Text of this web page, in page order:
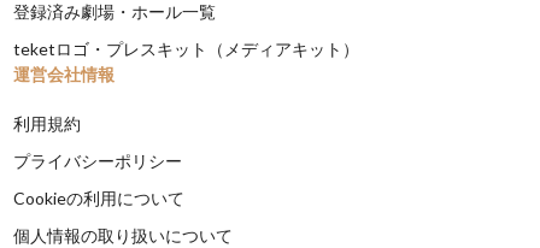
登録済み劇場・ホール一覧
teketロゴ・プレスキット（メディアキット）
運営会社情報
利用規約
プライバシーポリシー
Cookieの利用について
個人情報の取り扱いについて